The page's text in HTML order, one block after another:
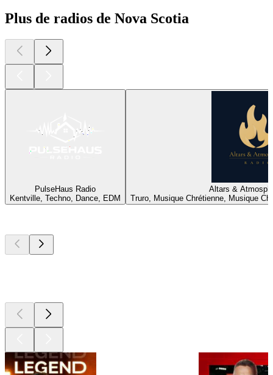
Plus de radios de Nova Scotia
PulseHaus Radio
Kentville, Techno, Dance, EDM
Altars &
Truro, Musique Chrétienne, Musique